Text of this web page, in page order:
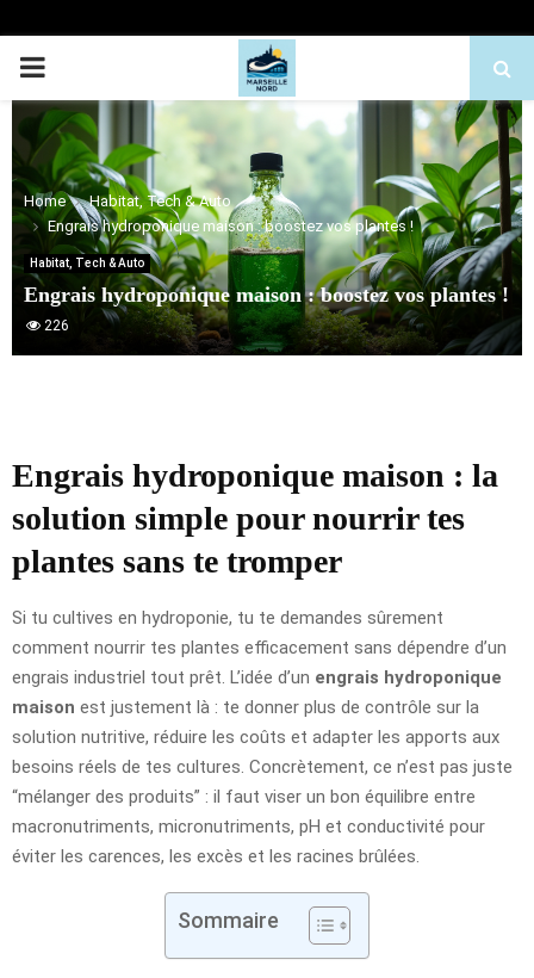
PRIMARY
MENU
Home
Habitat, Tech & Auto
Engrais hydroponique maison : boostez vos plantes !
Habitat, Tech & Auto
Engrais hydroponique maison : boostez vos plantes !
226
Engrais hydroponique maison : la
solution simple pour nourrir tes
plantes sans te tromper
Si tu cultives en hydroponie, tu te demandes sûrement
comment nourrir tes plantes efficacement sans dépendre d’un
engrais industriel tout prêt. L’idée d’un engrais hydroponique
maison est justement là : te donner plus de contrôle sur la
solution nutritive, réduire les coûts et adapter les apports aux
besoins réels de tes cultures. Concrètement, ce n’est pas juste
“mélanger des produits” : il faut viser un bon équilibre entre
macronutriments, micronutriments, pH et conductivité pour
éviter les carences, les excès et les racines brûlées.
Sommaire